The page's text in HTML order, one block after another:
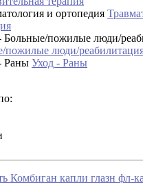
пожилые люди/
Уход - Раны